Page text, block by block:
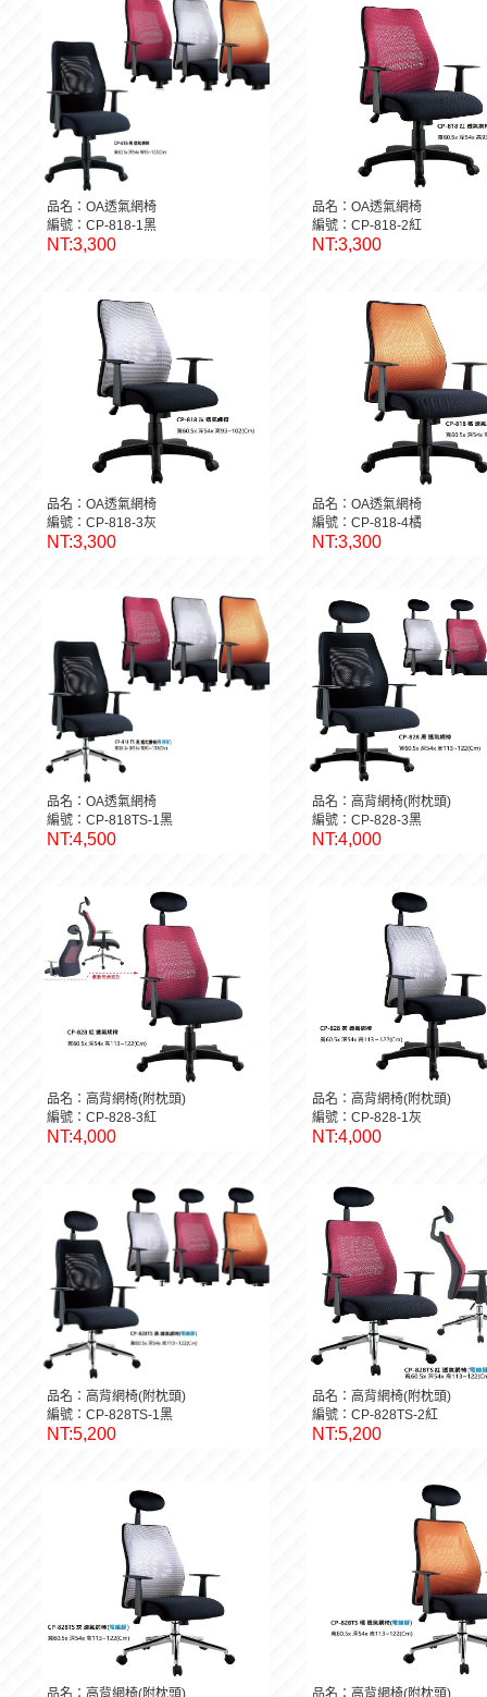
品名：OA透氣網椅
編號：CP-818-1黑
NT:3,300
品名：OA透氣網椅
編號：CP-818-2紅
NT:3,300
品名：OA透氣網椅
編號：CP-818-3灰
NT:3,300
品名：OA透氣網椅
編號：CP-818-4橘
NT:3,300
品名：OA透氣網椅
編號：CP-818TS-1黑
NT:4,500
品名：高背網椅(附枕頭)
編號：CP-828-3黑
NT:4,000
品名：高背網椅(附枕頭)
編號：CP-828-3紅
NT:4,000
品名：高背網椅(附枕頭)
編號：CP-828-1灰
NT:4,000
品名：高背網椅(附枕頭)
編號：CP-828TS-1黑
NT:5,200
品名：高背網椅(附枕頭)
編號：CP-828TS-2紅
NT:5,200
品名：高背網椅(附枕頭) 品名：高背網椅(附枕頭)